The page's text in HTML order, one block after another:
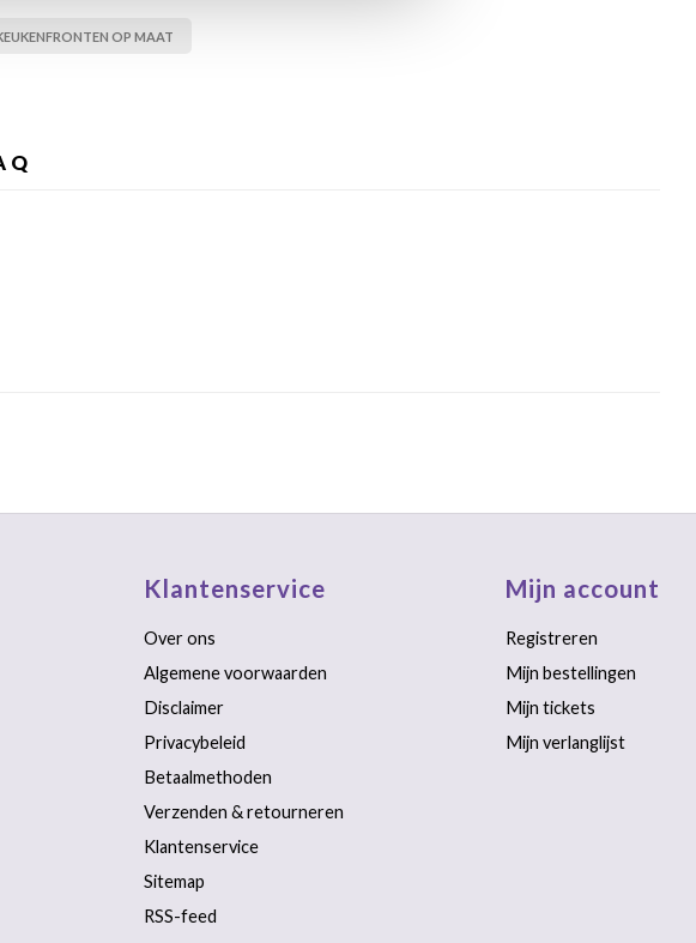
OP MAAT
Klantenservice
Over ons
Algemene voorwaarden
Disclaimer
Privacybeleid
Betaalmethoden
Verzenden & retourneren
Klantenservice
Sitemap
RSS-feed
Mijn account
Registreren
Mijn bestellingen
Mijn tickets
Mijn verlanglijst